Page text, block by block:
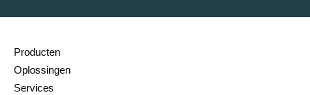
Producten
Oplossingen
Services